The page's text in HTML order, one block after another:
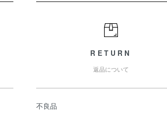
RETURN
返品について
不良品